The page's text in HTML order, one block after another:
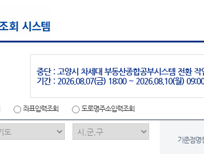
중단 : 고양시 차세대 부동산종합공부시스템 전환 작
기간 : 2026.08.07(금) 18:00 ~ 2026.08.10(월) 09:00
좌표입력조회 도로명주소입력조회
기준점명